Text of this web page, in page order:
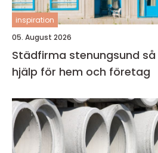
inspiration
05. August 2026
Städfirma stenungsund så väljer du rätt
hjälp för hem och företag